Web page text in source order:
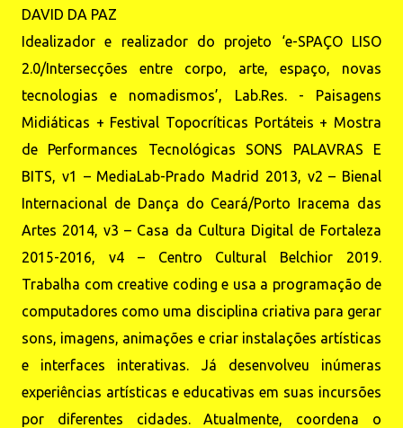
DAVID DA PAZ
Idealizador e realizador do projeto ‘e-SPAÇO LISO
2.0/Intersecções entre corpo, arte, espaço, novas
tecnologias e nomadismos’, Lab.Res. - Paisagens
Midiáticas + Festival Topocríticas Portáteis + Mostra
de Performances Tecnológicas SONS PALAVRAS E
BITS, v1 – MediaLab-Prado Madrid 2013, v2 – Bienal
Internacional de Dança do Ceará/Porto Iracema das
Artes 2014, v3 – Casa da Cultura Digital de Fortaleza
2015-2016, v4 – Centro Cultural Belchior 2019.
Trabalha com creative coding e usa a programação de
computadores como uma disciplina criativa para gerar
sons, imagens, animações e criar instalações artísticas
e interfaces interativas. Já desenvolveu inúmeras
experiências artísticas e educativas em suas incursões
por diferentes cidades. Atualmente, coordena o